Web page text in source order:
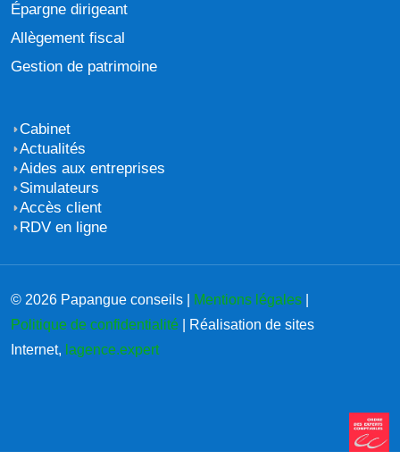
Épargne dirigeant
Allègement fiscal
Gestion de patrimoine
Cabinet
Actualités
Aides aux entreprises
Simulateurs
Accès client
RDV en ligne
© 2026 Papangue conseils | Mentions légales
Politique de confidentialité | Réalisation de sites
Internet, lagence.expert